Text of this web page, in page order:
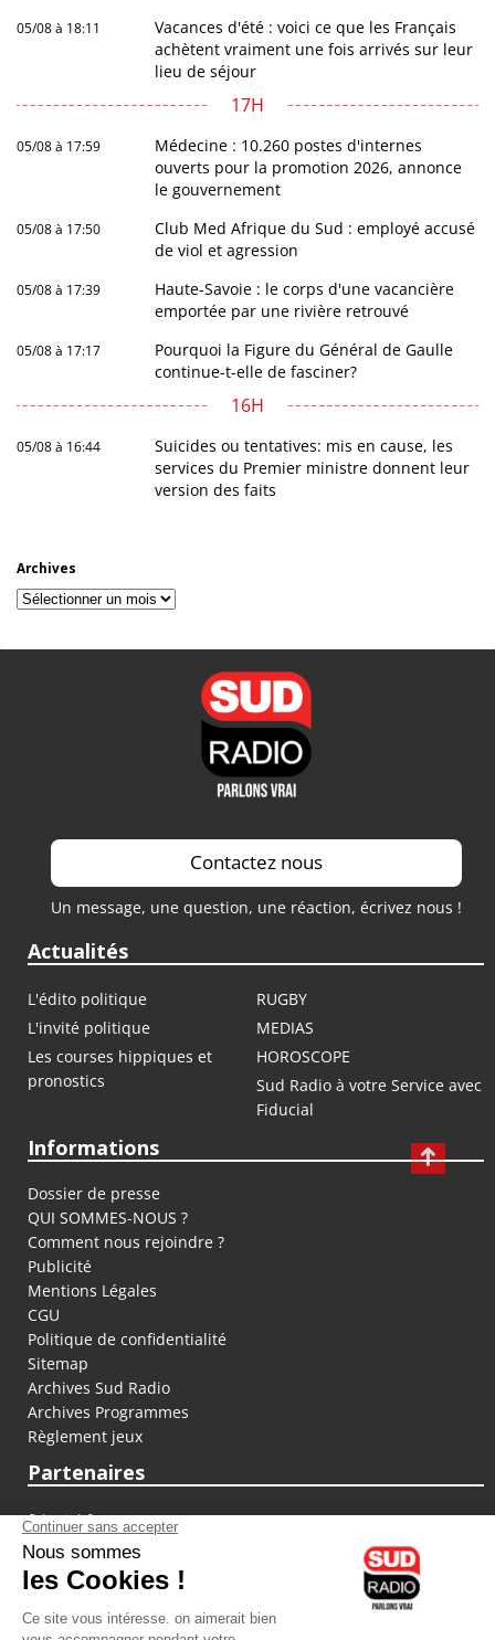
05/08 à 18:11
Vacances d'été : voici ce que les Français
achètent vraiment une fois arrivés sur leur
lieu de séjour
17H
05/08 à 17:59
Médecine : 10.260 postes d'internes
ouverts pour la promotion 2026, annonce
le gouvernement
05/08 à 17:50
Club Med Afrique du Sud : employé accusé
de viol et agression
05/08 à 17:39
Haute-Savoie : le corps d'une vacancière
emportée par une rivière retrouvé
05/08 à 17:17
Pourquoi la Figure du Général de Gaulle
continue-t-elle de fasciner?
16H
05/08 à 16:44
Suicides ou tentatives: mis en cause, les
services du Premier ministre donnent leur
version des faits
Archives
Archives
Contactez nous
Un message, une question, une réaction, écrivez nous !
Actualités
L'édito politique
RUGBY
L'invité politique
MEDIAS
Les courses hippiques et
pronostics
HOROSCOPE
Sud Radio à votre Service avec
Fiducial
Informations
Dossier de presse
QUI SOMMES-NOUS ?
Comment nous rejoindre ?
Publicité
Mentions Légales
CGU
Politique de confidentialité
Sitemap
Archives Sud Radio
Archives Programmes
Règlement jeux
Partenaires
fiducial.fr
lyoncapitale.fr
olympique-et-lyonnais.com
L'application Iphone / Android